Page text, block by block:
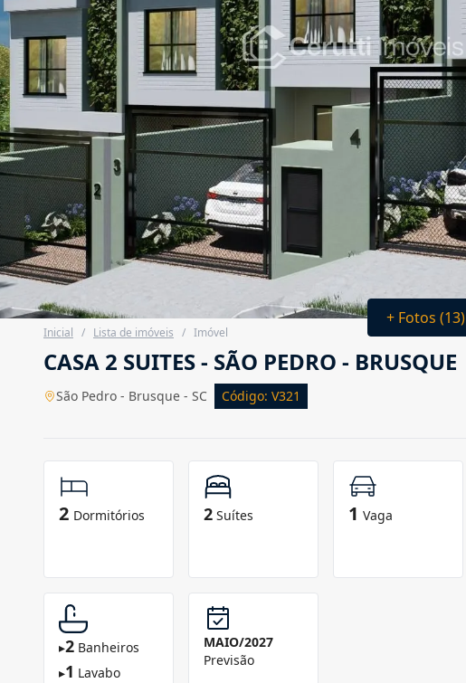
+ Fotos (13)
Inicial / Lista de imóveis / Imóvel
CASA 2 SUITES - SÃO PEDRO - BRUSQUE
São Pedro - Brusque - SC Código: V321
2 Dormitórios 2 Suítes 1 Vaga
▸2 Banheiros
▸1 Lavabo
MAIO/2027
Previsão